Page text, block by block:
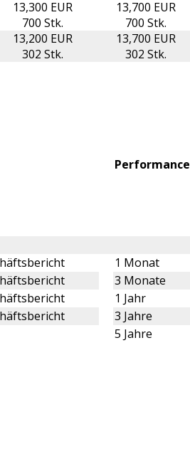
13,300 EUR
700 Stk.
13,700 EUR
700 Stk.
13,200 EUR
302 Stk.
13,700 EUR
302 Stk.
Performance
1 Monat
3 Monate
1 Jahr
3 Jahre
5 Jahre